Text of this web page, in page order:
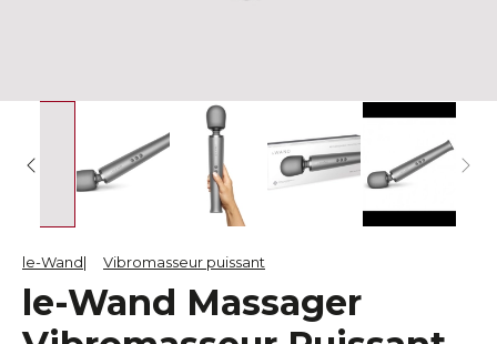
le-Wand Vibromasseur puissant
le-Wand Massager